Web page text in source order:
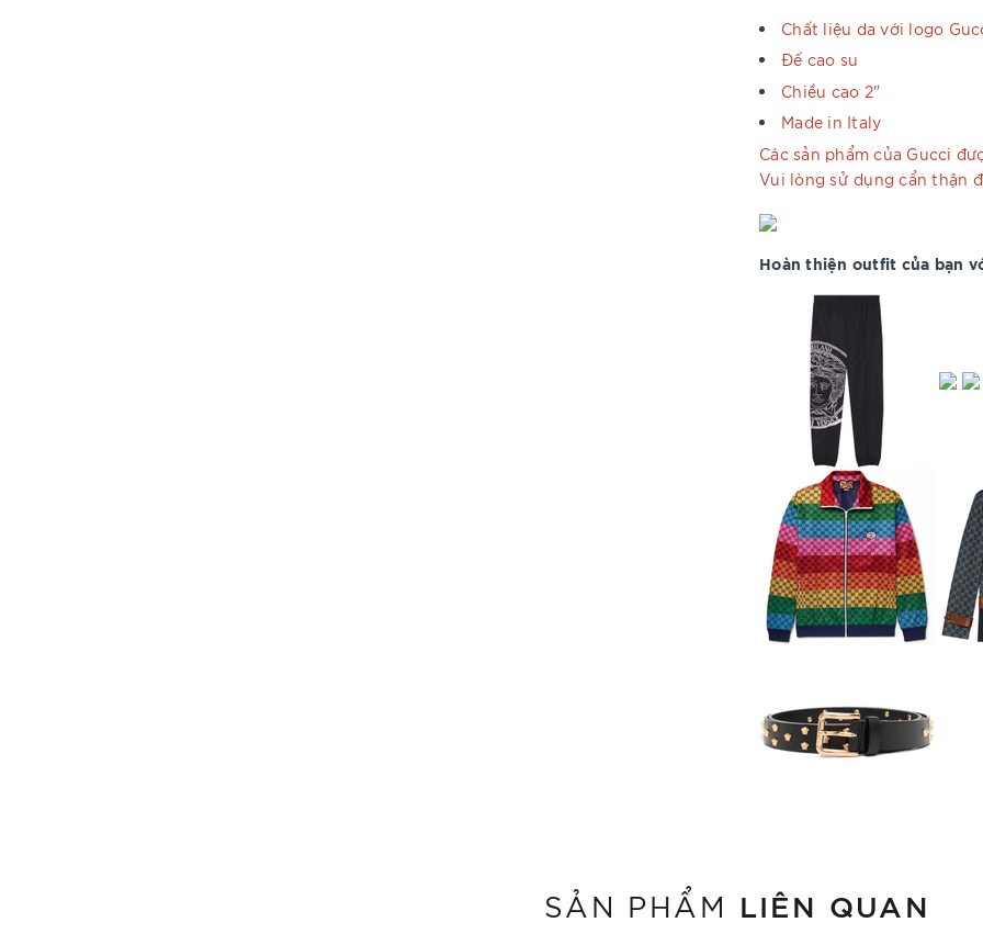
Chất liệu da với logo
Đế cao su
Chiều cao 2"
Made in Italy
Các sản phẩm của Gucci
Vui lòng sử dụng cẩn thận
Hoàn thiện outfit của bạn
SẢN PHẨM LIÊN QUAN